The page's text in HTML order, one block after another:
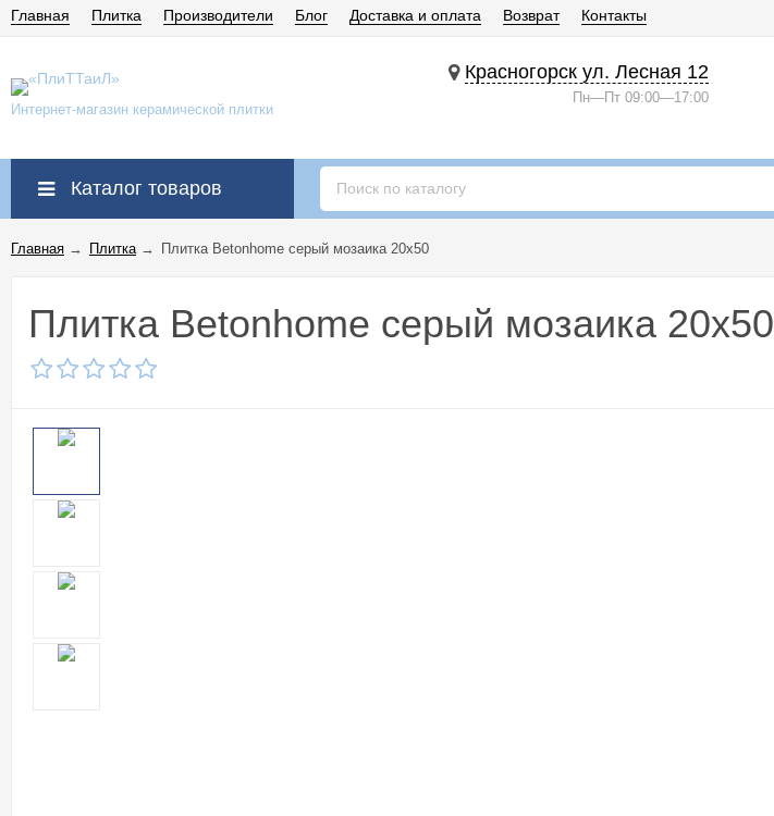
Главная Плитка Производители Блог Доставка и оплата Возврат Контакты
Интернет-магазин керамической плитки
Красногорск ул. Лесная 12
Пн—Пт 09:00—17:00
Каталог товаров
Главная → Плитка→ Плитка Betonhome серый мозаика 20x50
Плитка Betonhome серый мозаика 20x50